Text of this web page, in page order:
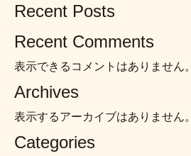
の
ペ
ー
ジ
送
Recent Posts
Recent Comments
表示できるコメントはありません。
Archives
表示するアーカイブはありません。
Categories